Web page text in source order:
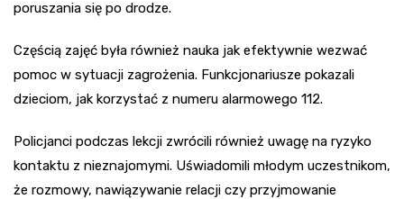
poruszania się po drodze.
Częścią zajęć była również nauka jak efektywnie wezwać
pomoc w sytuacji zagrożenia. Funkcjonariusze pokazali
dzieciom, jak korzystać z numeru alarmowego 112.
Policjanci podczas lekcji zwrócili również uwagę na ryzyko
kontaktu z nieznajomymi. Uświadomili młodym uczestnikom,
że rozmowy, nawiązywanie relacji czy przyjmowanie